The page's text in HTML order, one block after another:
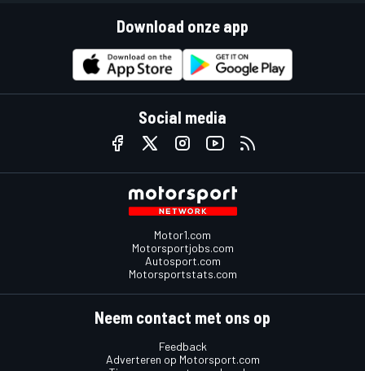
Download onze app
Social media
Motor1.com
Motorsportjobs.com
Autosport.com
Motorsportstats.com
Neem contact met ons op
Feedback
Adverteren op Motorsport.com